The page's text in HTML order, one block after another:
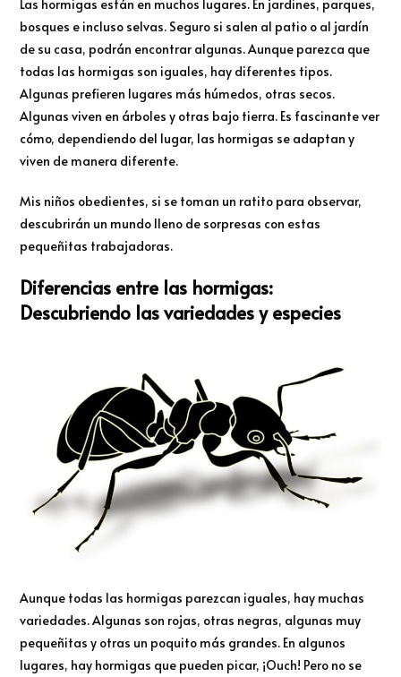
Las hormigas están en muchos lugares. En jardines, parques,
bosques e incluso selvas. Seguro si salen al patio o al jardín
de su casa, podrán encontrar algunas. Aunque parezca que
todas las hormigas son iguales, hay diferentes tipos.
Algunas prefieren lugares más húmedos, otras secos.
Algunas viven en árboles y otras bajo tierra. Es fascinante ver
cómo, dependiendo del lugar, las hormigas se adaptan y
viven de manera diferente.
Mis niños obedientes, si se toman un ratito para observar,
descubrirán un mundo lleno de sorpresas con estas
pequeñitas trabajadoras.
Diferencias entre las hormigas:
Descubriendo las variedades y especies
Aunque todas las hormigas parezcan iguales, hay muchas
variedades. Algunas son rojas, otras negras, algunas muy
pequeñitas y otras un poquito más grandes. En algunos
lugares, hay hormigas que pueden picar, ¡Ouch! Pero no se